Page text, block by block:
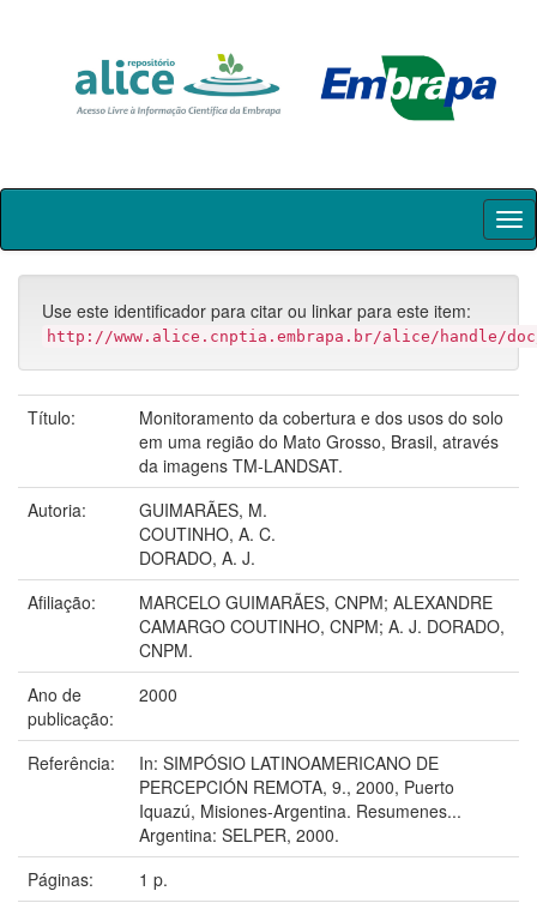
Skip
Use este identificador para citar ou linkar para este item:
http://www.alice.cnptia.embrapa.br/alice/handle/
Título:
Monitoramento da cobertura e dos usos do solo
em uma região do Mato Grosso, Brasil, através
da imagens TM-LANDSAT.
Autoria:
GUIMARÃES, M.
COUTINHO, A. C.
DORADO, A. J.
Afiliação:
MARCELO GUIMARÃES, CNPM; ALEXANDRE
CAMARGO COUTINHO, CNPM; A. J. DORADO,
CNPM.
Ano de
publicação:
2000
Referência:
In: SIMPÓSIO LATINOAMERICANO DE
PERCEPCIÓN REMOTA, 9., 2000, Puerto
Iquazú, Misiones-Argentina. Resumenes...
Argentina: SELPER, 2000.
Páginas:
1 p.